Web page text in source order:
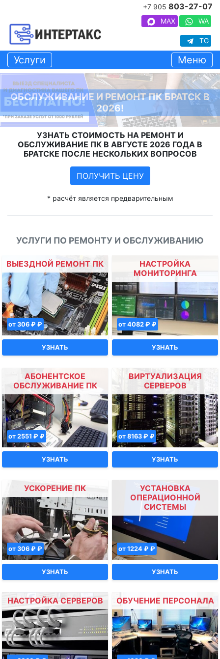
+7 905 803-27-07
MAX WA
TG
Услуги Меню
ОБСЛУЖИВАНИЕ И РЕМОНТ ПК БРАТСК В
2026!
УЗНАТЬ СТОИМОСТЬ НА РЕМОНТ И
ОБСЛУЖИВАНИЕ ПК В АВГУСТЕ 2026 ГОДА В
БРАТСКЕ ПОСЛЕ НЕСКОЛЬКИХ ВОПРОСОВ
ПОЛУЧИТЬ ЦЕНУ
* расчёт является предварительным
УСЛУГИ ПО РЕМОНТУ И ОБСЛУЖИВАНИЮ
ВЫЕЗДНОЙ РЕМОНТ ПК
от 306 ₽ ₽
УЗНАТЬ
НАСТРОЙКА
МОНИТОРИНГА
от 4082 ₽ ₽
УЗНАТЬ
АБОНЕНТСКОЕ
ОБСЛУЖИВАНИЕ ПК
от 2551 ₽ ₽
УЗНАТЬ
ВИРТУАЛИЗАЦИЯ
СЕРВЕРОВ
от 8163 ₽ ₽
УЗНАТЬ
УСКОРЕНИЕ ПК
от 306 ₽ ₽
УЗНАТЬ
УСТАНОВКА
ОПЕРАЦИОННОЙ
СИСТЕМЫ
от 1224 ₽ ₽
УЗНАТЬ
НАСТРОЙКА СЕРВЕРОВ ОБУЧЕНИЕ ПЕРСОНАЛА